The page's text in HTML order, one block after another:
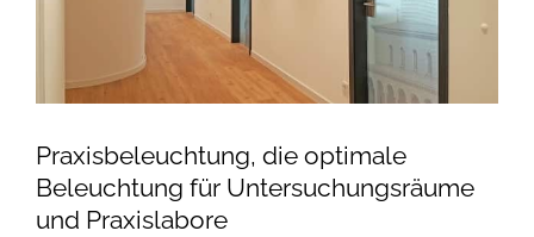
Praxisbeleuchtung, die optimale
Beleuchtung für Untersuchungsräume
und Praxislabore